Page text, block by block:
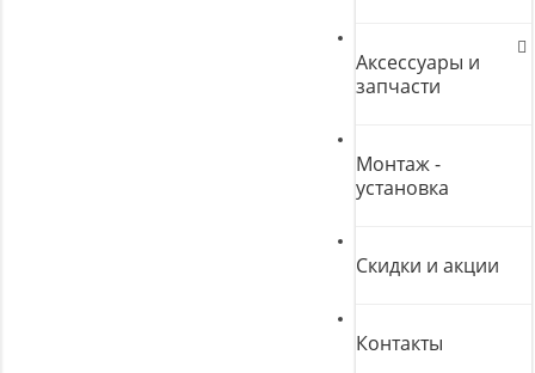
Аксессуары и
запчасти
Монтаж -
установка
Скидки и акции
Контакты